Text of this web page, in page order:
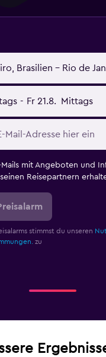
- Fr 21.8. Mittags
Mails mit Angeboten und
Reisepartnern
stimmst du unseren
zu